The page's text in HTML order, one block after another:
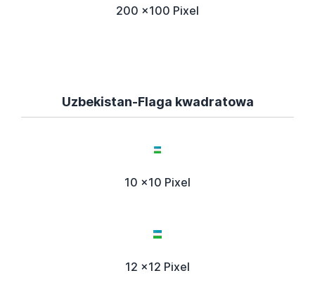
200 x100 Pixel
Uzbekistan-Flaga kwadratowa
10 x10 Pixel
12 x12 Pixel